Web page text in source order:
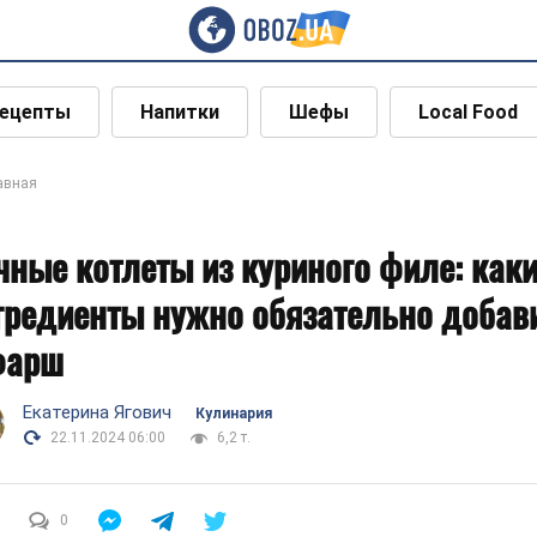
Напитки Шефы Local Food
котлеты из куриного филе:
нужно обязательно
Екатерина Ягович
Кулинария
22.11.2024 06:00
6,2 т.
0